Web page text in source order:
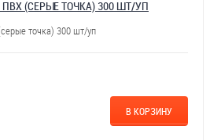
(СЕРЫЕ ТОЧКА) 300 ШТ/УП
точка) 300 шт/уп
В КОРЗИНУ